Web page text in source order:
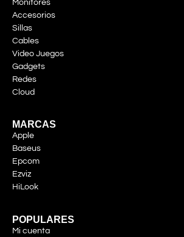
Monitores
Accesorios
Sillas
Cables
Video Juegos
Gadgets
Redes
Cloud
MARCAS
Apple
Baseus
Epcom
Ezviz
HiLook
POPULARES
Mi cuenta